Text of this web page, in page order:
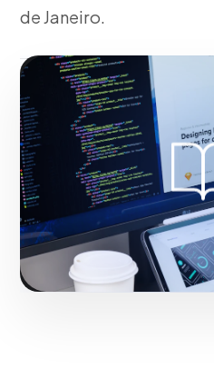
de Janeiro.
Fase 2:Trabalhando junto
sistema LMS e carga de
reais para o mercado de
Iniciar projeto